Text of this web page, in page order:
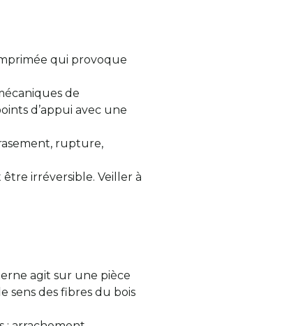
qui provoque
de
d’appui avec une
rupture,
irréversible. Veiller à
agit sur une pièce
sens des fibres du bois